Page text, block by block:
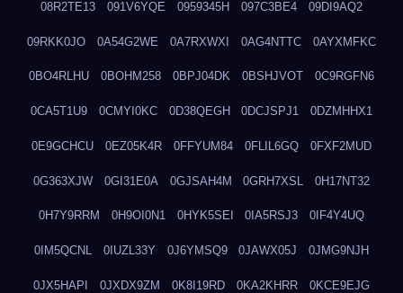
08R2TE13 091V6YQE 0959345H 097C3BE4 09DI9AQ2
09RKK0JO 0A54G2WE 0A7RXWXI 0AG4NTTC 0AYXMFKC
0BO4RLHU 0BOHM258 0BPJ04DK 0BSHJVOT 0C9RGFN6
0CA5T1U9 0CMYI0KC 0D38QEGH 0DCJSPJ1 0DZMHHX1
0E9GCHCU 0EZ05K4R 0FFYUM84 0FLIL6GQ 0FXF2MUD
0G363XJW 0GI31E0A 0GJSAH4M 0GRH7XSL 0H17NT32
0H7Y9RRM 0H9OI0N1 0HYK5SEI 0IA5RSJ3 0IF4Y4UQ
0IM5QCNL 0IUZL33Y 0J6YMSQ9 0JAWX05J 0JMG9NJH
0JX5HAPI 0JXDX9ZM 0K8I19RD 0KA2KHRR 0KCE9EJG